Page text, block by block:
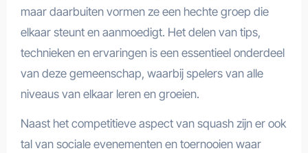
maar daarbuiten vormen ze een hechte groep die
elkaar steunt en aanmoedigt. Het delen van tips,
technieken en ervaringen is een essentieel onderdeel
van deze gemeenschap, waarbij spelers van alle
niveaus van elkaar leren en groeien.
Naast het competitieve aspect van squash zijn er ook
tal van sociale evenementen en toernooien waar